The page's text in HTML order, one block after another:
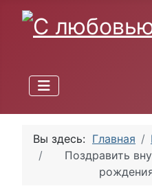
Вы здесь: Главная
Поздравить